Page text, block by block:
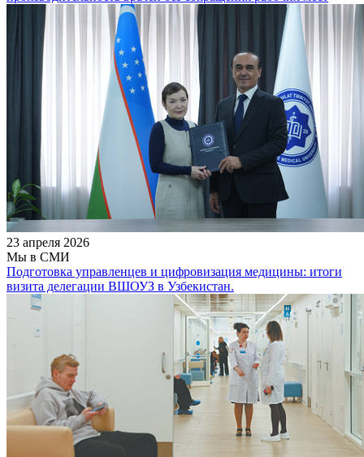
23 апреля 2026
Мы в СМИ
Подготовка управленцев и цифровизация медицины: итоги
визита делегации ВШОУЗ в Узбекистан.